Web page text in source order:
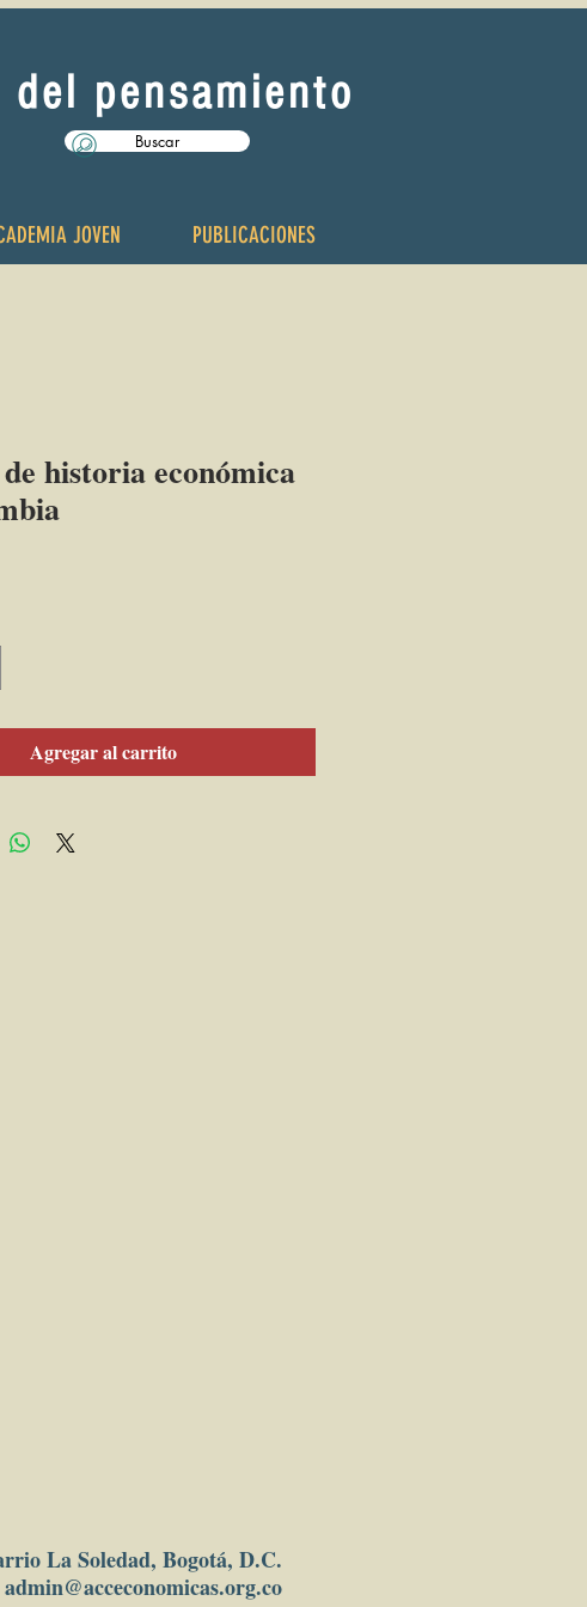
pensamiento
Buscar
JOVEN PUBLICACIONES
de historia económica
Agregar al carrito
La Soledad, Bogotá, D.C.
@acceconomicas.org.co